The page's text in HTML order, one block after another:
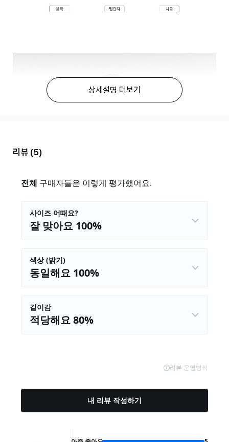
상세설명 더보기
리뷰 (5)